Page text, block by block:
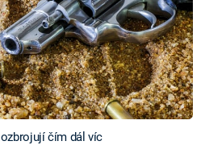
čím dál víc